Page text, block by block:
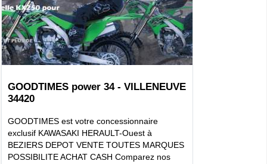
GOODTIMES power 34 - VILLENEUVE
34420
GOODTIMES est votre concessionnaire
exclusif KAWASAKI HERAULT-Ouest à
BEZIERS DEPOT VENTE TOUTES MARQUES
POSSIBILITE ACHAT CASH Comparez nos